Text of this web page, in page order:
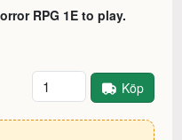
RPG 1E to play.
Antal Köp